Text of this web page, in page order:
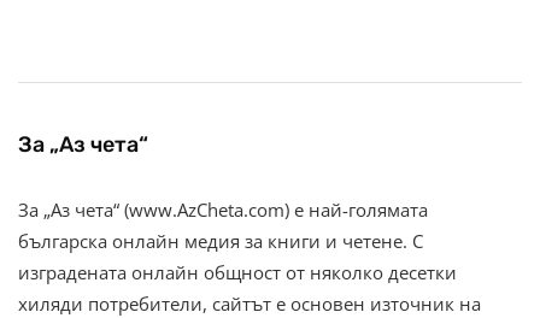
За „Аз чета“
За „Аз чета“ (www.AzCheta.com) е най-голямата
българска онлайн медия за книги и четене. С
изградената онлайн общност от няколко десетки
хиляди потребители, сайтът е основен източник на